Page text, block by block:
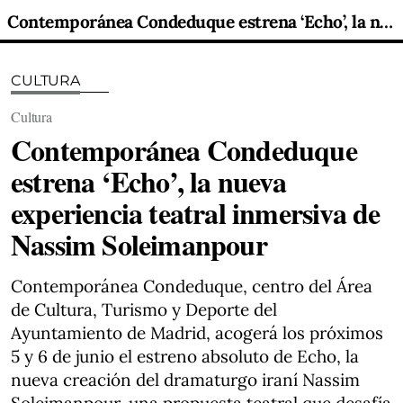
Contemporánea Condeduque estrena ‘Echo’, la nueva experiencia teatral inmersiva de Nassim Soleimanpour
CULTURA
Cultura
Contemporánea Condeduque
estrena ‘Echo’, la nueva
experiencia teatral inmersiva de
Nassim Soleimanpour
Contemporánea Condeduque, centro del Área
de Cultura, Turismo y Deporte del
Ayuntamiento de Madrid, acogerá los próximos
5 y 6 de junio el estreno absoluto de Echo, la
nueva creación del dramaturgo iraní Nassim